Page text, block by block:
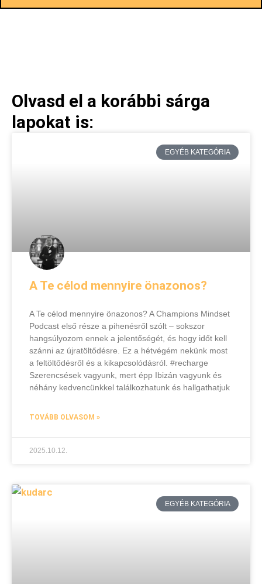
Olvasd el a korábbi sárga
lapokat is:
EGYÉB KATEGÓRIA
A Te célod mennyire önazonos?
A Te célod mennyire önazonos? A Champions Mindset
Podcast első része a pihenésről szólt – sokszor
hangsúlyozom ennek a jelentőségét, és hogy időt kell
szánni az újratöltődésre. Ez a hétvégém nekünk most
a feltöltődésről és a kikapcsolódásról. #recharge
Szerencsések vagyunk, mert épp Ibizán vagyunk és
néhány kedvencünkkel találkozhatunk és hallgathatjuk
TOVÁBB OLVASOM »
2025.10.12.
EGYÉB KATEGÓRIA